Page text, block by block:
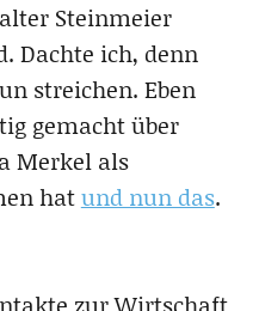
Steinmeier
Dachte ich, denn
streichen. Eben
gemacht über
Merkel als
hatund nun das.
zur Wirtschaft